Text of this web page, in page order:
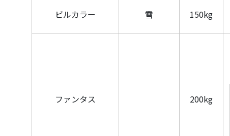
ビルカラー 雪 150kg
ファンタス 200kg